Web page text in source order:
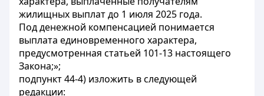
жилищных выплат до 1 июля 2025 года.
Под денежной компенсацией понимается
выплата единовременного характера,
предусмотренная статьей 101-13 настоящего
Закона;»;
подпункт 44-4) изложить в следующей
редакции: